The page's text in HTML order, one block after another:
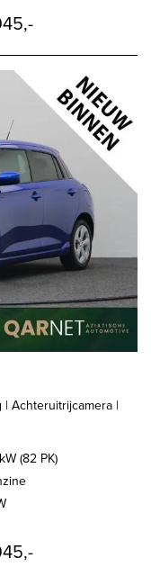
| Achteruitrijcamera |
(82 PK)